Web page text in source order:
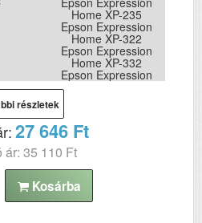
Home XP-235
Epson Expression
Home XP-322
Epson Expression
Home XP-332
Epson Expression
Epson Expression
Home XP-435
részletek
27 646 Ft
ár: 35 110 Ft
Kosárba